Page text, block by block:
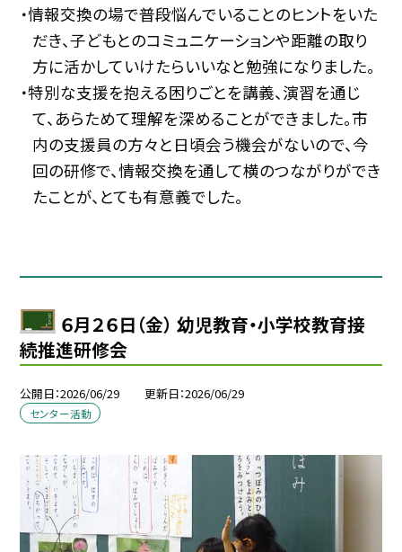
・情報交換の場で普段悩んでいることのヒントをいた
だき、子どもとのコミュニケーションや距離の取り
方に活かしていけたらいいなと勉強になりました。
・特別な支援を抱える困りごとを講義、演習を通じ
て、あらためて理解を深めることができました。市
内の支援員の方々と日頃会う機会がないので、今
回の研修で、情報交換を通して横のつながりができ
たことが、とても有意義でした。
６月２６日（金） 幼児教育・小学校教育接
続推進研修会
公開日 2026/06/29 更新日 2026/06/29
センター活動